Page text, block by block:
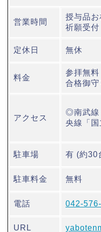
営業時間
授与品
祈願受
定休日 無休
料金
参拝無料
合格御
アクセス
◎南武線
央線「
駐車場 有 (約30
駐車料金 無料
電話 042-
URL